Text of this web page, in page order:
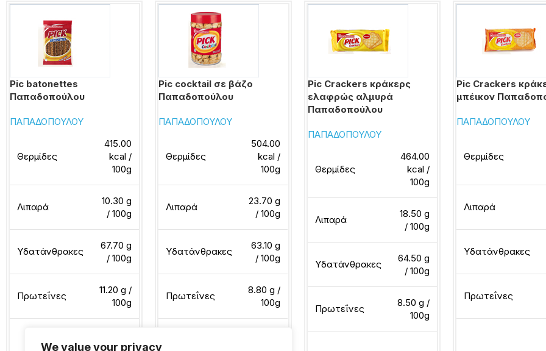
We value your privacy
Pic batonettes
Παπαδοπούλου
ΠΑΠΑΔΟΠΟΥΛΟΥ
Θερμίδες
415.00
kcal /
100g
Λιπαρά
10.30 g
/ 100g
Υδατάνθρακες
67.70 g
/ 100g
Πρωτεΐνες
11.20 g /
100g
Pic cocktail σε βάζο
Παπαδοπούλου
ΠΑΠΑΔΟΠΟΥΛΟΥ
Θερμίδες
504.00
kcal /
100g
Λιπαρά
23.70 g
/ 100g
Υδατάνθρακες
63.10 g
/ 100g
Πρωτεΐνες
8.80 g /
100g
Pic Crackers κράκερς
ελαφρώς αλμυρά
Παπαδοπούλου
ΠΑΠΑΔΟΠΟΥΛΟΥ
Θερμίδες
464.00
kcal /
100g
Λιπαρά
18.50 g
/ 100g
Υδατάνθρακες
64.50 g
/ 100g
Πρωτεΐνες
8.50 g /
100g
Pic Crackers
μπέικον
ΠΑΠΑΔΟΠΟΥΛΟΥ
Θερμίδες
Λιπαρά
Υδατάνθρακες
Πρωτεΐνες